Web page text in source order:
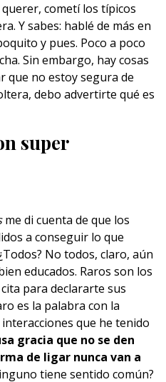
cometí los típicos
Y sabes: hablé de más en
y pues. Poco a poco
Sin embargo, hay cosas
que no estoy segura de
debo advertirte qué es
super
me di cuenta de que los
a conseguir lo que
No todos, claro, aún
educados. Raros son los
para declararte sus
es la palabra con la
que he tenido
gracia que no se den
de ligar nunca van a
tiene sentido común?